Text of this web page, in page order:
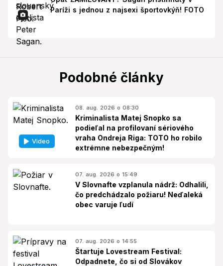
Paríži s jednou z najsexi športovkýň! FOTO
Podobné články
Video
08. aug. 2026 o 08:30
Kriminalista Matej Snopko sa
podieľal na profilovaní sériového
vraha Ondreja Riga: TOTO ho robilo
extrémne nebezpečným!
07. aug. 2026 o 15:49
V Slovnafte vzplanula nádrž: Odhalili,
čo predchádzalo požiaru! Neďaleká
obec varuje ľudí
07. aug. 2026 o 14:55
Štartuje Lovestream Festival:
Odpadnete, čo si od Slovákov